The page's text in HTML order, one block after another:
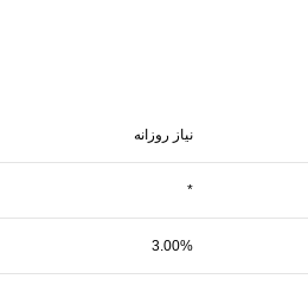
نیاز روزانه
*
3.00%